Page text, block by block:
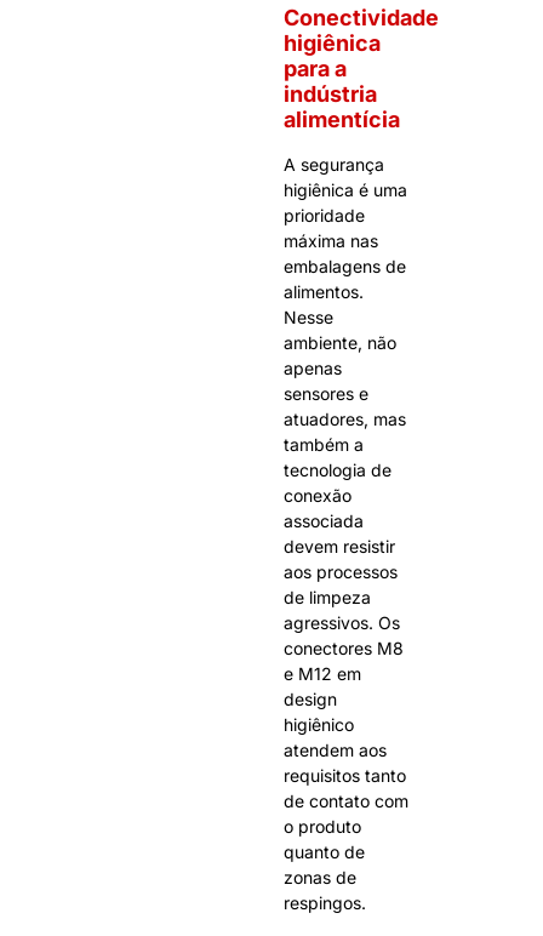
Conectividade
higiênica
para a
indústria
alimentícia
A segurança
higiênica é uma
prioridade
máxima nas
embalagens de
alimentos.
Nesse
ambiente, não
apenas
sensores e
atuadores, mas
também a
tecnologia de
conexão
associada
devem resistir
aos processos
de limpeza
agressivos. Os
conectores M8
e M12 em
design
higiênico
atendem aos
requisitos tanto
de contato com
o produto
quanto de
zonas de
respingos.